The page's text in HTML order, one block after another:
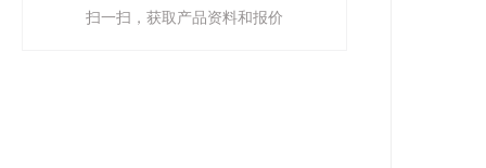
扫一扫，获取产品资料和报价